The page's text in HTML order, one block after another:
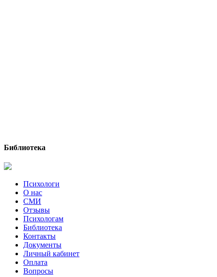
Библиотека
Психологи
О нас
СМИ
Отзывы
Психологам
Библиотека
Контакты
Документы
Личный кабинет
Оплата
Вопросы